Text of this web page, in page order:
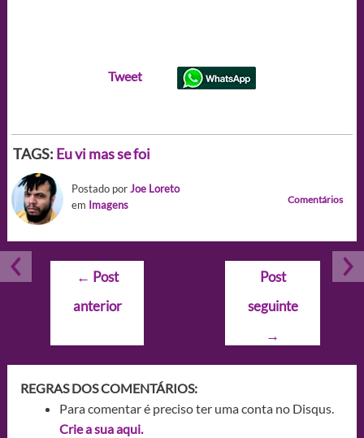
Tweet
TAGS: Eu vi mas se foi
Postado porJoe Loreto
em Imagens Comentários
Navegação
Post
← Post
anterior
Post
seguinte
→
REGRAS DOS COMENTÁRIOS:
Para comentar é preciso ter uma conta no Disqus.
Crie a sua aqui.